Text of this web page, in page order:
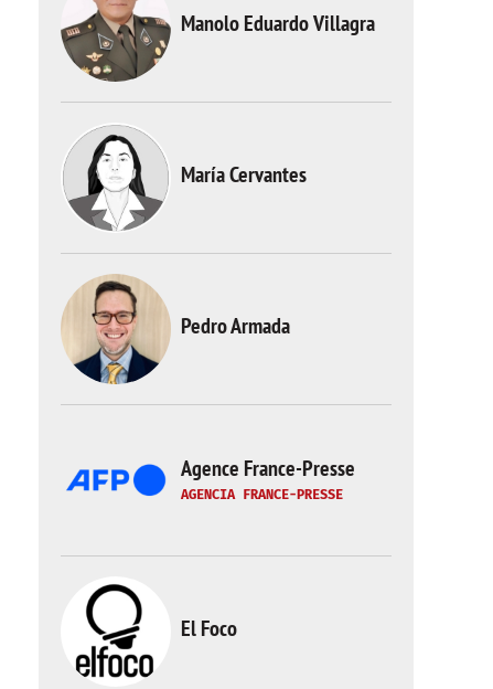
Manolo Eduardo Villagra
María Cervantes
Pedro Armada
Agence France-Presse
AGENCIA FRANCE-PRESSE
El Foco